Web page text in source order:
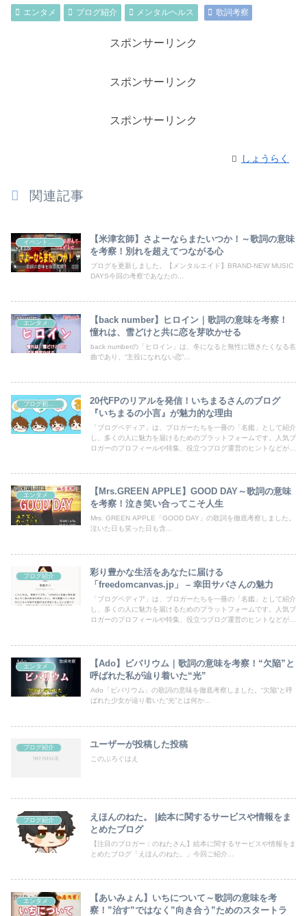
エンタメ ブログ紹介 メンタルヘルス 歌詞考察
スポンサーリンク
スポンサーリンク
スポンサーリンク
しょうらく
関連記事
【米津玄師】さよーならまたいつか！～歌詞の意味
を考察！別れを超えてつながる心
ブログを更新しました。【メンタルエイド】BRAND-NEW MUSIC
DAYS今回の考察であなたの...
エンタメ
【back number】ヒロイン｜歌詞の意味を考察！
憧れは、雪どけと共に恋を芽吹かせる
back numberの「ヒロイン」は、冬になると無性に聴きたくなる名
曲であり、“主役になれない恋”...
20代FPのリアルを発信！いちまるさんのブログ
『いちまるの小言』が魅力的な理由
「ブログペディア」は、ブロガーたちを一冊の「名鑑」として紹介
し、多くの人に魅力を届けるためのプラットフォームです。人気ブ
ロガーのプロフィールや特集、役立つブログ運営のヒントなどが満
エンタメ
【Mrs.GREEN APPLE】GOOD DAY～歌詞の意味
を考察！泣き笑い合ってこそ人生
Mrs. GREEN APPLE「GOOD DAY」の歌詞を徹底考察しました。
泣いた日も笑った日も含...
ブログ紹介
彩り豊かな生活をあなたに届ける
「freedomcanvas.jp」 – 幸田サバさんの魅力
「ブログペディア」は、ブロガーたちを一冊の「名鑑」として紹介
し、多くの人に魅力を届けるためのプラットフォームです。人気ブ
ロガーのプロフィールや特集、役立つブログ運営のヒントなどが満
エンタメ
【Ado】ビバリウム｜歌詞の意味を考察！“欠陥”と
呼ばれた私が辿り着いた“光”
Ado「ビバリウム」の歌詞の意味を徹底考察しました。“欠陥”と呼
ばれた少女が辿り着いた“光”とは何か...
ブログ紹介 ユーザーが投稿した投稿
このぶろぐはえ
ブログ紹介
えほんのねた。 |絵本に関するサービスや情報をま
とめたブログ
【注目のブロガー：のねたさん】絵本に関するサービスや情報をま
とめたブログ「えほんのねた。」今回ご紹介...
エンタメ
【あいみょん】いちについて～歌詞の意味を考
察！”治す”ではなく”向き合う”ためのスタートラ